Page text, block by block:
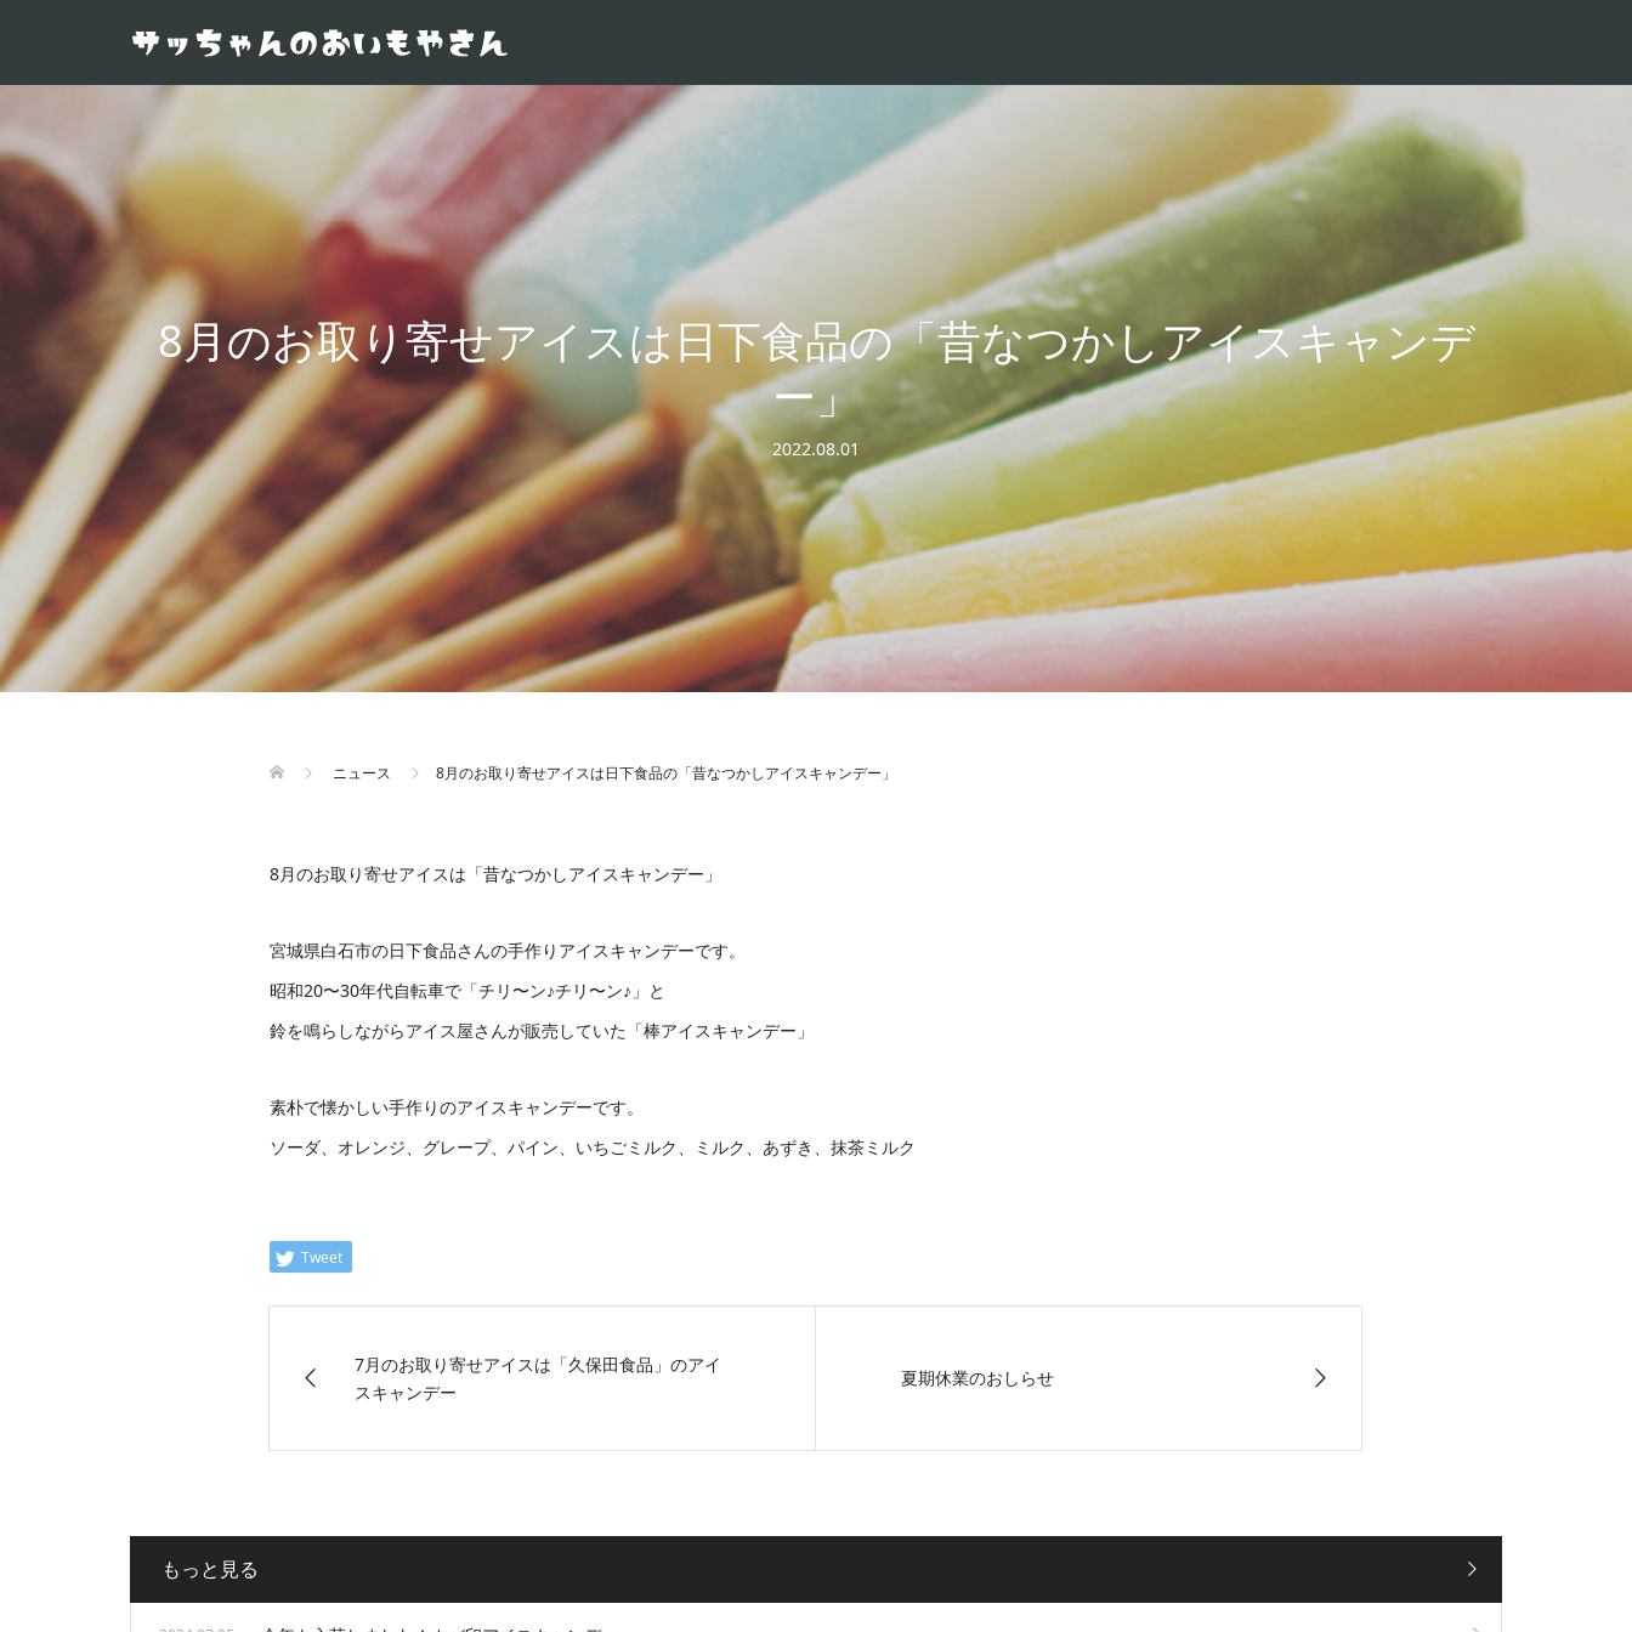
8月のお取り寄せアイスは日下食品の「昔なつかしアイスキャンデ
ー」
2022.08.01
ニュース 8月のお取り寄せアイスは日下食品の「昔なつかしアイスキャンデー」
8月のお取り寄せアイスは「昔なつかしアイスキャンデー」
宮城県白石市の日下食品さんの手作りアイスキャンデーです。
昭和20〜30年代自転車で「チリ〜ン♪チリ〜ン♪」と
鈴を鳴らしながらアイス屋さんが販売していた「棒アイスキャンデー」
素朴で懐かしい手作りのアイスキャンデーです。
ソーダ、オレンジ、グレープ、パイン、いちごミルク、ミルク、あずき、抹茶ミルク
Tweet
7月のお取り寄せアイスは「久保田食品」のアイ
スキャンデー
夏期休業のおしらせ
もっと見る